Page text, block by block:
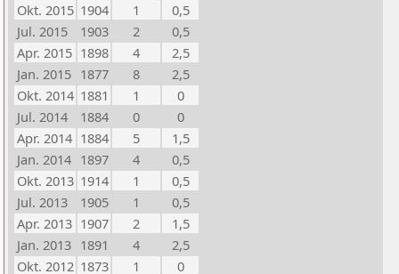
Okt. 2015 1904 1
0,5
Jul. 2015
1903 2
0,5
Apr. 2015 1898 4
2,5
Jan. 2015 1877 8
2,5
Okt. 2014 1881 1
0
Jul. 2014
1884 0
0
Apr. 2014 1884 5
1,5
Jan. 2014 1897 4
0,5
Okt. 2013 1914 1
0,5
Jul. 2013
1905 1
0,5
Apr. 2013 1907 2
1,5
Jan. 2013 1891 4
2,5
Okt. 2012 1873 1
0